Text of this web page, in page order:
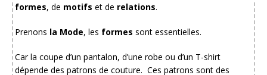
formes, de motifs et de relations.
Prenons la Mode, les formes sont essentielles.
Car la coupe d’un pantalon, d’une robe ou d’un T-shirt
dépende des patrons de couture. Ces patrons sont des